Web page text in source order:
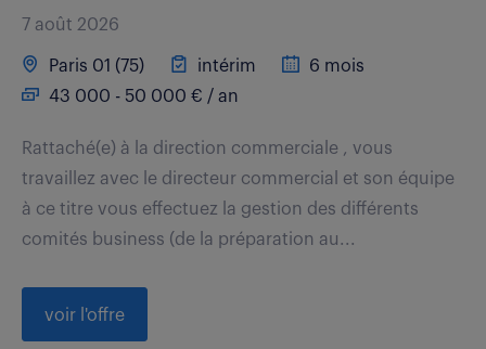
7 août 2026
Paris 01 (75) intérim
6 mois
43 000 - 50 000 € / an
Rattaché(e) à la direction commerciale , vous
travaillez avec le directeur commercial et son équipe
à ce titre vous effectuez la gestion des différents
comités business (de la préparation au...
voir l'offre